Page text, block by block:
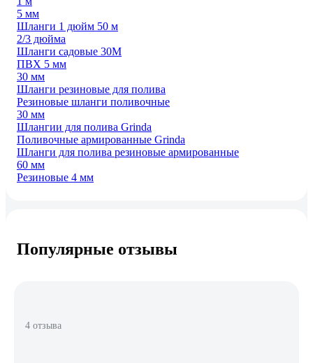
5 мм
Шланги 1 дюйм 50 м
2/3 дюйма
Шланги садовые 30М
ПВХ 5 мм
30 мм
Шланги резиновые для полива
Резиновые шланги поливочные
30 мм
Шлангии для полива Grinda
Поливочные армированные Grinda
Шланги для полива резиновые армированные
60 мм
Резиновые 4 мм
Популярные отзывы
4 отзыва